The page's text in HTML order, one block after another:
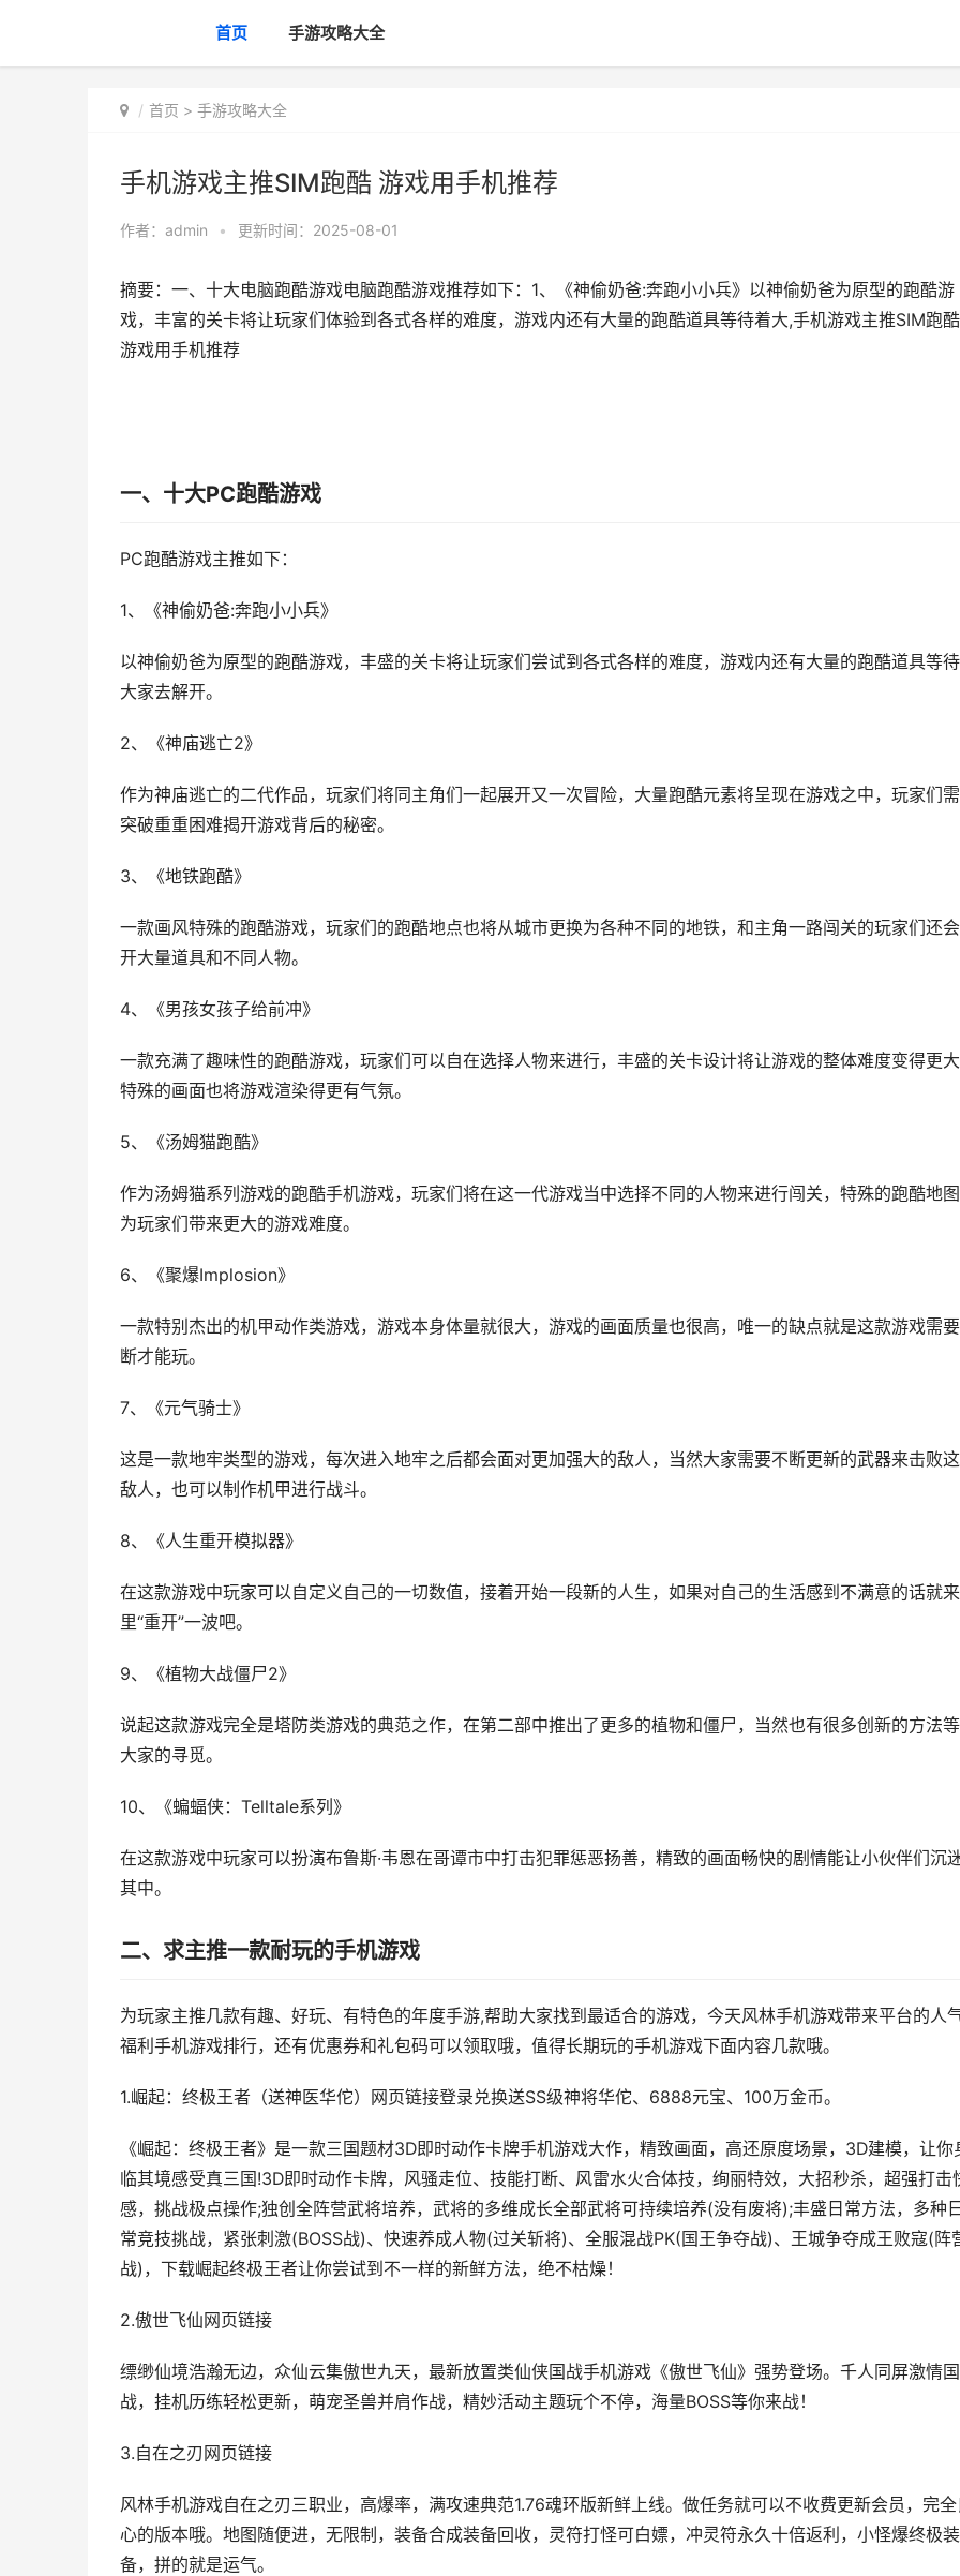
首页 手游攻略大全
首页 > 手游攻略大全
手机游戏主推SIM跑酷 游戏用手机推荐
作者： admin • 更新时间：2025-08-01
摘要：一、十大电脑跑酷游戏电脑跑酷游戏推荐如下：1、《神偷奶爸:奔跑小小兵》以神偷奶爸为原型的跑酷游
戏，丰富的关卡将让玩家们体验到各式各样的难度，游戏内还有大量的跑酷道具等待着大,手机游戏主推SIM跑酷
游戏用手机推荐
一、十大PC跑酷游戏
PC跑酷游戏主推如下：
1、《神偷奶爸:奔跑小小兵》
以神偷奶爸为原型的跑酷游戏，丰盛的关卡将让玩家们尝试到各式各样的难度，游戏内还有大量的跑酷道具等
大家去解开。
2、《神庙逃亡2》
作为神庙逃亡的二代作品，玩家们将同主角们一起展开又一次冒险，大量跑酷元素将呈现在游戏之中，玩家们
突破重重困难揭开游戏背后的秘密。
3、《地铁跑酷》
一款画风特殊的跑酷游戏，玩家们的跑酷地点也将从城市更换为各种不同的地铁，和主角一路闯关的玩家们还
开大量道具和不同人物。
4、《男孩女孩子给前冲》
一款充满了趣味性的跑酷游戏，玩家们可以自在选择人物来进行，丰盛的关卡设计将让游戏的整体难度变得更大
特殊的画面也将游戏渲染得更有气氛。
5、《汤姆猫跑酷》
作为汤姆猫系列游戏的跑酷手机游戏，玩家们将在这一代游戏当中选择不同的人物来进行闯关，特殊的跑酷地
为玩家们带来更大的游戏难度。
6、《聚爆Implosion》
一款特别杰出的机甲动作类游戏，游戏本身体量就很大，游戏的画面质量也很高，唯一的缺点就是这款游戏需
断才能玩。
7、《元气骑士》
这是一款地牢类型的游戏，每次进入地牢之后都会面对更加强大的敌人，当然大家需要不断更新的武器来击败
敌人，也可以制作机甲进行战斗。
8、《人生重开模拟器》
在这款游戏中玩家可以自定义自己的一切数值，接着开始一段新的人生，如果对自己的生活感到不满意的话就
里“重开”一波吧。
9、《植物大战僵尸2》
说起这款游戏完全是塔防类游戏的典范之作，在第二部中推出了更多的植物和僵尸，当然也有很多创新的方法
大家的寻觅。
10、《蝙蝠侠：Telltale系列》
在这款游戏中玩家可以扮演布鲁斯·韦恩在哥谭市中打击犯罪惩恶扬善，精致的画面畅快的剧情能让小伙伴们沉
其中。
二、求主推一款耐玩的手机游戏
为玩家主推几款有趣、好玩、有特色的年度手游,帮助大家找到最适合的游戏，今天风林手机游戏带来平台的人
福利手机游戏排行，还有优惠券和礼包码可以领取哦，值得长期玩的手机游戏下面内容几款哦。
1.崛起：终极王者（送神医华佗）网页链接登录兑换送SS级神将华佗、6888元宝、100万金币。
《崛起：终极王者》是一款三国题材3D即时动作卡牌手机游戏大作，精致画面，高还原度场景，3D建模，让你
临其境感受真三国!3D即时动作卡牌，风骚走位、技能打断、风雷水火合体技，绚丽特效，大招秒杀，超强打击
感，挑战极点操作;独创全阵营武将培养，武将的多维成长全部武将可持续培养(没有废将);丰盛日常方法，多种日
常竞技挑战，紧张刺激(BOSS战)、快速养成人物(过关斩将)、全服混战PK(国王争夺战)、王城争夺成王败寇(阵
战)，下载崛起终极王者让你尝试到不一样的新鲜方法，绝不枯燥！
2.傲世飞仙网页链接
缥缈仙境浩瀚无边，众仙云集傲世九天，最新放置类仙侠国战手机游戏《傲世飞仙》强势登场。千人同屏激情国
战，挂机历练轻松更新，萌宠圣兽并肩作战，精妙活动主题玩个不停，海量BOSS等你来战！
3.自在之刃网页链接
风林手机游戏自在之刃三职业，高爆率，满攻速典范1.76魂环版新鲜上线。做任务就可以不收费更新会员，完全
心的版本哦。地图随便进，无限制，装备合成装备回收，灵符打怪可白嫖，冲灵符永久十倍返利，小怪爆终极装
备，拼的就是运气。